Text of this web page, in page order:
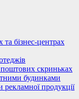
та бізнес-центрах
скриньках
будинками
рекламної продукції